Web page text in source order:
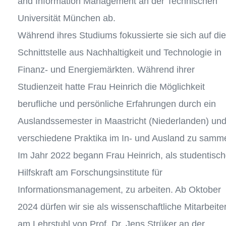
Universität München ab.
Während ihres Studiums fokussierte sie sich auf die
Schnittstelle aus Nachhaltigkeit und Technologie in
Finanz- und Energiemärkten. Während ihrer
Studienzeit hatte Frau Heinrich die Möglichkeit
berufliche und persönliche Erfahrungen durch ein
Auslandssemester in Maastricht (Niederlanden) und
verschiedene Praktika im In- und Ausland zu
Im Jahr 2022 begann Frau Heinrich, als
Hilfskraft am Forschungsinstitute für
Informationsmanagement, zu arbeiten. Ab Oktober
2024 dürfen wir sie als wissenschaftliche
am Lehrstuhl von Prof. Dr. Jens Strüker an der